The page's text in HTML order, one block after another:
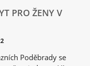
PRO ŽENY V
Poděbrady se